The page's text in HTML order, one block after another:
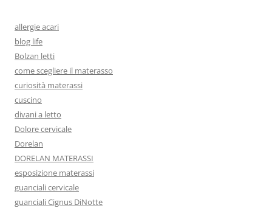
allergie acari
blog life
Bolzan letti
come scegliere il materasso
curiosità materassi
cuscino
divani a letto
Dolore cervicale
Dorelan
DORELAN MATERASSI
esposizione materassi
guanciali cervicale
guanciali Cignus DiNotte